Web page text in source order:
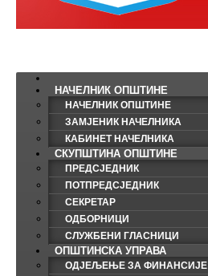
НАЧЕЛНИК ОПШТИНЕ
НАЧЕЛНИК ОПШТИНЕ
ЗАМЈЕНИК НАЧЕЛНИКА
КАБИНЕТ НАЧЕЛНИКА
СКУПШТИНА ОПШТИНЕ
ПРЕДСЈЕДНИК
ПОТПРЕДСЈЕДНИК
СЕКРЕТАР
ОДБОРНИЦИ
СЛУЖБЕНИ ГЛАСНИЦИ
ОПШТИНСКА УПРАВА
ОДЈЕЉЕЊЕ ЗА ФИНАНСИЈЕ